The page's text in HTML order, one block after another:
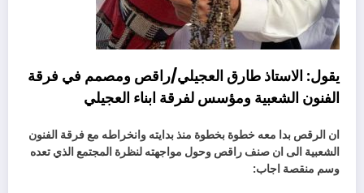
يقول: الاستاذ طارق العجيلي/راقص ومصمم في فرقة
الفنون الشعبية ومؤسس لفرقة ابناء العجيلي
ان الرقص بدا معه خطوة بخطوة منذ بدايته وانخراطه مع فرقة الفنون
الشعبية الى ان صنف راقص وحول مواجهته لنظرة المجتمع الذي تعده
وسم منقصة اجاب: